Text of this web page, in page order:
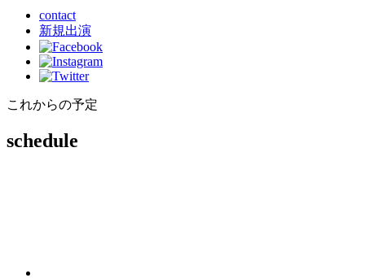
contact
新規出演
これからの予定
schedule